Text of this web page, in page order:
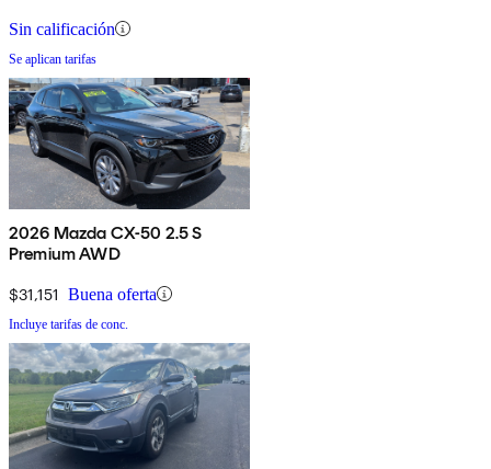
Sin calificación
Se aplican tarifas
2026 Mazda CX-50 2.5 S
Premium AWD
$31,151 Buena oferta
Incluye tarifas de conc.